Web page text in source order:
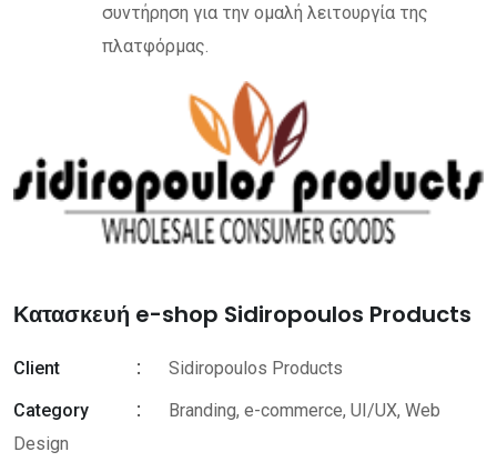
συντήρηση για την ομαλή λειτουργία της
πλατφόρμας.
Κατασκευή e-shop Sidiropoulos Products
Client
Sidiropoulos Products
Category
Branding, e-commerce, UI/UX, Web
Design